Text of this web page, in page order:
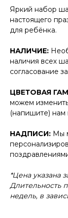
Яркий набор
настоящего
для ребёнка.
НАЛИЧИЕ:
наличия всех
согласование
ЦВЕТОВАЯ
можем
(напишите) нам
НАДПИСИ: Мы
*Цена указана
Длительность
недель, в